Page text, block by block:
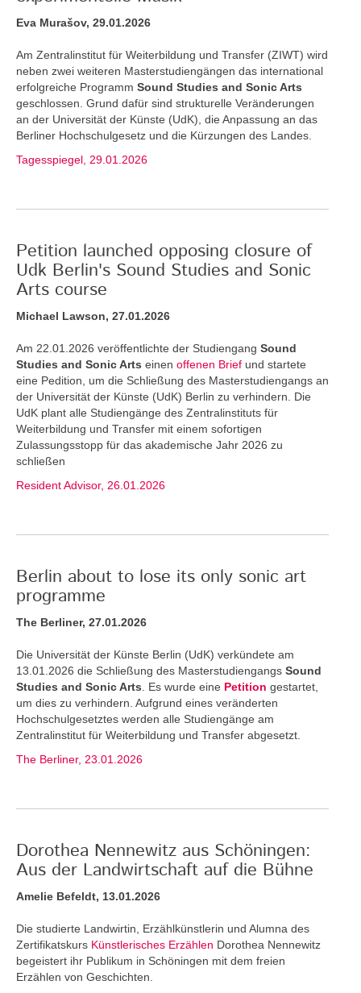
Eva Murašov, 29.01.2026
Am Zentralinstitut für Weiterbildung und Transfer (ZIWT) wird
neben zwei weiteren Masterstudiengängen das international
erfolgreiche Programm Sound Studies and Sonic Arts
geschlossen. Grund dafür sind strukturelle Veränderungen
an der Universität der Künste (UdK), die Anpassung an das
Berliner Hochschulgesetz und die Kürzungen des Landes.
Tagesspiegel, 29.01.2026
Petition launched opposing closure of
Udk Berlin's Sound Studies and Sonic
Arts course
Michael Lawson, 27.01.2026
Am 22.01.2026 veröffentlichte der Studiengang Sound
Studies and Sonic Arts einen offenen Brief und startete
eine Pedition, um die Schließung des Masterstudiengangs an
der Universität der Künste (UdK) Berlin zu verhindern. Die
UdK plant alle Studiengänge des Zentralinstituts für
Weiterbildung und Transfer mit einem sofortigen
Zulassungsstopp für das akademische Jahr 2026 zu
schließen
Resident Advisor, 26.01.2026
Berlin about to lose its only sonic art
programme
The Berliner, 27.01.2026
Die Universität der Künste Berlin (UdK) verkündete am
13.01.2026 die Schließung des Masterstudiengangs Sound
Studies and Sonic Arts . Es wurde eine Petition gestartet,
um dies zu verhindern. Aufgrund eines veränderten
Hochschulgesetztes werden alle Studiengänge am
Zentralinstitut für Weiterbildung und Transfer abgesetzt.
The Berliner, 23.01.2026
Dorothea Nennewitz aus Schöningen:
Aus der Landwirtschaft auf die Bühne
Amelie Befeldt, 13.01.2026
Die studierte Landwirtin, Erzählkünstlerin und Alumna des
Zertifikatskurs Künstlerisches Erzählen Dorothea Nennewitz
begeistert ihr Publikum in Schöningen mit dem freien
Erzählen von Geschichten.